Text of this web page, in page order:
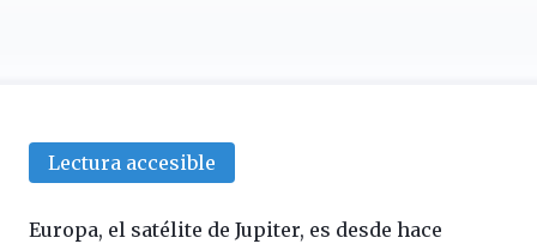
Lectura accesible
Europa, el satélite de Jupiter, es desde hace